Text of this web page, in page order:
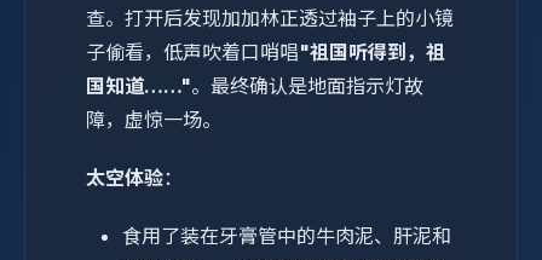
查。打开后发现加加林正透过袖子上的小镜
子偷看，低声吹着口哨唱"祖国听得到，祖
国知道……"。最终确认是地面指示灯故
障，虚惊一场。
太空体验：
食用了装在牙膏管中的牛肉泥、肝泥和